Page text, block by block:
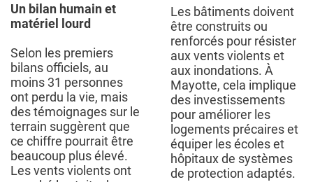
Un bilan humain et
matériel lourd
Selon les premiers
bilans officiels, au
moins 31 personnes
ont perdu la vie, mais
des témoignages sur le
terrain suggèrent que
ce chiffre pourrait être
beaucoup plus élevé.
Les vents violents ont
Les bâtiments doivent
être construits ou
renforcés pour résister
aux vents violents et
aux inondations. À
Mayotte, cela implique
des investissements
pour améliorer les
logements précaires et
équiper les écoles et
hôpitaux de systèmes
de protection adaptés.